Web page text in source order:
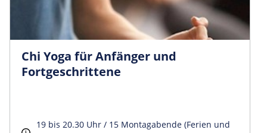
Chi Yoga für Anfänger und
Fortgeschrittene
19 bis 20.30 Uhr / 15 Montagabende (Ferien und